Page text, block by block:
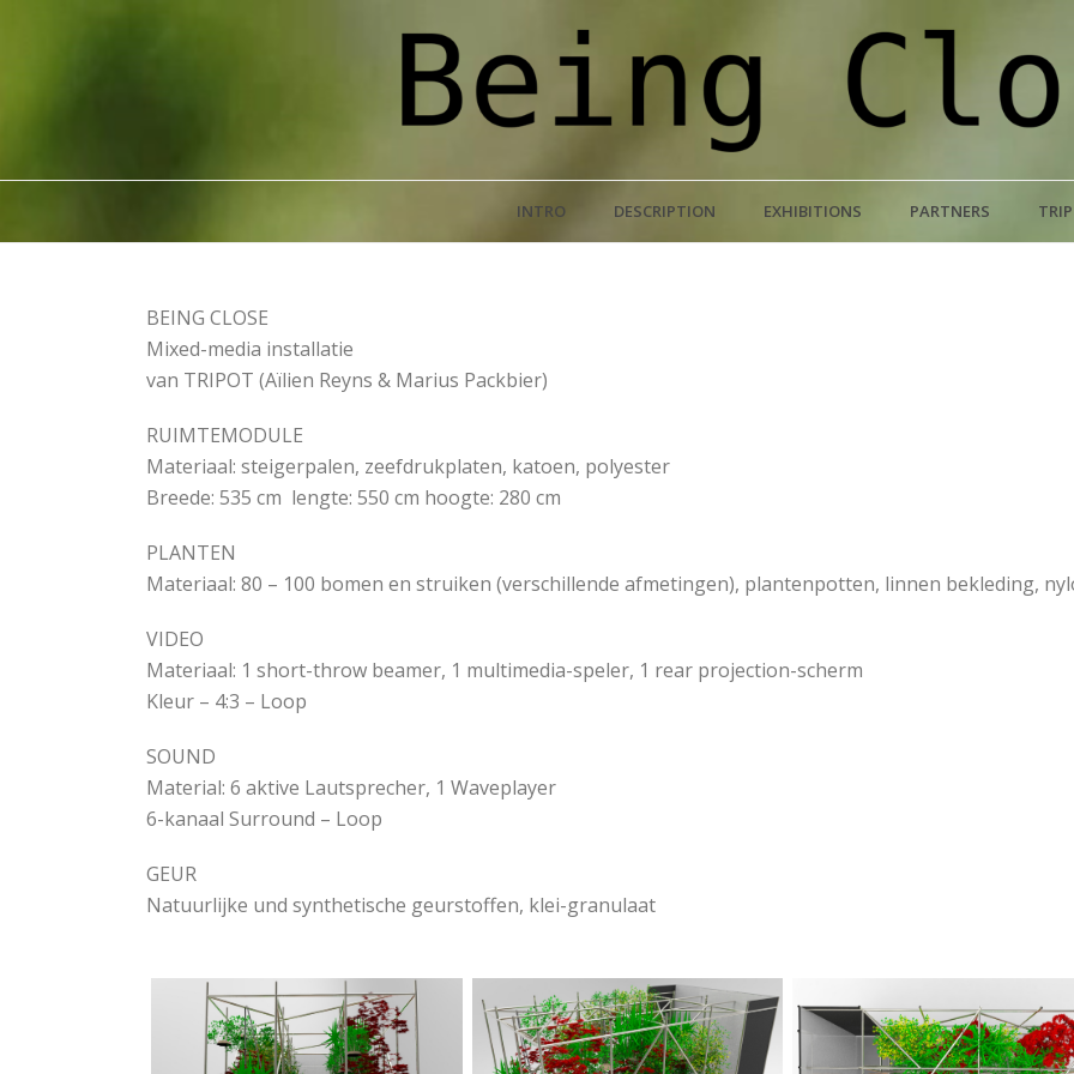
INTRO DESCRIPTION EXHIBITIONS PARTNERS
BEING CLOSE
Mixed-media installatie
van TRIPOT (Aïlien Reyns & Marius Packbier)
RUIMTEMODULE
Materiaal: steigerpalen, zeefdrukplaten, katoen, polyester
Breede: 535 cm lengte: 550 cm hoogte: 280 cm
PLANTEN
Materiaal: 80 – 100 bomen en struiken (verschillende afmetingen), plantenpotten, linnen bekleding,
VIDEO
Materiaal: 1 short-throw beamer, 1 multimedia-speler, 1 rear projection-scherm
Kleur – 4:3 – Loop
SOUND
Material: 6 aktive Lautsprecher, 1 Waveplayer
6-kanaal Surround – Loop
GEUR
Natuurlijke und synthetische geurstoffen, klei-granulaat